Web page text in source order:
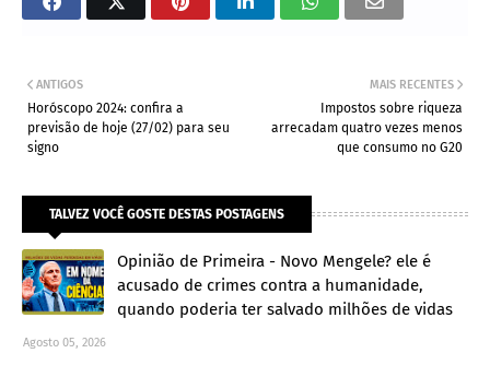
MAIS RECENTES
Impostos sobre riqueza
arrecadam quatro vezes menos
que consumo no G20
ANTIGOS
Horóscopo 2024: confira a
previsão de hoje (27/02) para seu
signo
TALVEZ VOCÊ GOSTE DESTAS POSTAGENS
Opinião de Primeira - Novo Mengele? ele é
acusado de crimes contra a humanidade,
quando poderia ter salvado milhões de vidas
Agosto 05, 2026